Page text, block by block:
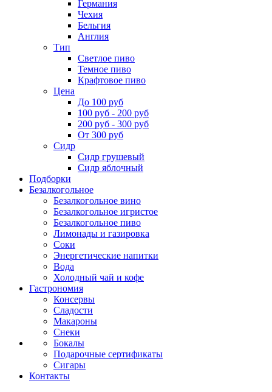
Германия
Чехия
Бельгия
Англия
Тип
Светлое пиво
Темное пиво
Крафтовое пиво
Цена
До 100 руб
100 руб - 200 руб
200 руб - 300 руб
От 300 руб
Сидр
Сидр грушевый
Сидр яблочный
Подборки
Безалкогольное
Безалкогольное вино
Безалкогольное игристое
Безалкогольное пиво
Лимонады и газировка
Соки
Энергетические напитки
Вода
Холодный чай и кофе
Гастрономия
Консервы
Сладости
Макароны
Снеки
Бокалы
Подарочные сертификаты
Сигары
Контакты